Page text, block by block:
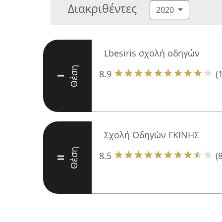
Διακριθέντες 2020
I Θέση
Lbesiris σχολή οδηγών
8.9
II Θέση
Σχολή Οδηγών ΓΚΙΝΗΣ
8.5